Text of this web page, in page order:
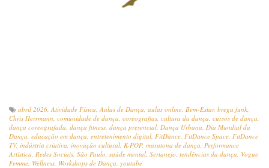
abril 2026 Atividade Física Aulas de Dança aulas online Bem-Estar, brega funk
Chris Herrmann comunidade de dança coreografias cultura da dança cursos de dança
dança coreografada dança fitness dança presencial Dança Urbana Dia Mundial da
Dança educação em dança entretenimento digital FitDance FitDance Space FitDance
TV, indústria criativa inovação cultural K-POP, maratona de dança Performance
Artística Redes Sociais São Paulo saúde mental Sertanejo tendências da dança Vogue
Femme Wellness Workshops de Dança youtube